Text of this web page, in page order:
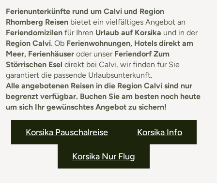
Ferienunterkünfte rund um Calvi und Region
Rhomberg Reisen bietet ein vielfältiges Angebot an
Feriendomizilen für Ihren Urlaub auf Korsika und in der
Region Calvi. Ob Ferienwohnungen, Hotels direkt am
Meer, Ferienhäuser oder unser Feriendorf Zum
Störrischen Esel direkt bei Calvi, wir finden für Sie
garantiert die passende Urlaubsunterkunft.
Alle angebotenen Reisen in die Region Calvi sind nur
begrenzt verfügbar. Buchen Sie am besten noch heute
um sich Ihr gewünschtes Angebot zu sichern!
Korsika Pauschalreise Korsika Info
Korsika Nur Flug